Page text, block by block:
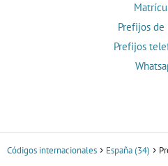
Prefijos de
Prefijos
Códigos internacionales España (34)